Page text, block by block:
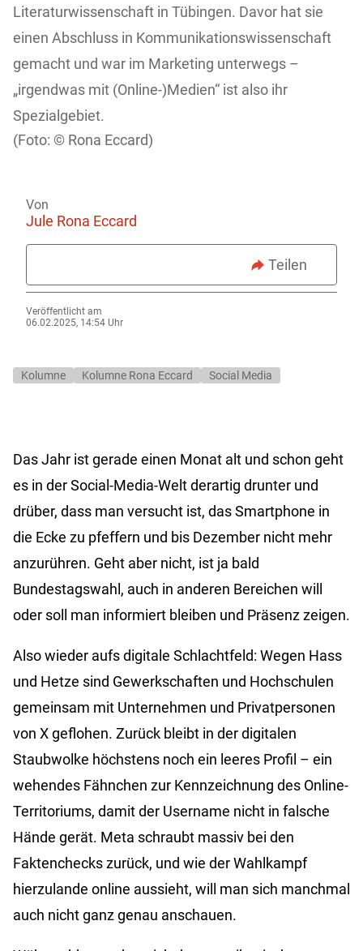
Literaturwissenschaft in Tübingen. Davor hat sie
einen Abschluss in Kommunikationswissenschaft
gemacht und war im Marketing unterwegs –
„irgendwas mit (Online-)Medien“ ist also ihr
Spezialgebiet.
Rona Eccard)
Von
Jule Rona Eccard
Teilen
Veröffentlicht am
06.02.2025, 14:54 Uhr
Kolumne Kolumne Rona Eccard Social Media
Das Jahr ist gerade einen Monat alt und schon geht
es in der Social-Media-Welt derartig drunter und
drüber, dass man versucht ist, das Smartphone in
die Ecke zu pfeffern und bis Dezember nicht mehr
anzurühren. Geht aber nicht, ist ja bald
Bundestagswahl, auch in anderen Bereichen will
oder soll man informiert bleiben und Präsenz zeigen.
Also wieder aufs digitale Schlachtfeld: Wegen Hass
und Hetze sind Gewerkschaften und Hochschulen
gemeinsam mit Unternehmen und Privatpersonen
von X geflohen. Zurück bleibt in der digitalen
Staubwolke höchstens noch ein leeres Profil – ein
wehendes Fähnchen zur Kennzeichnung des Online-
Territoriums, damit der Username nicht in falsche
Hände gerät. Meta schraubt massiv bei den
Faktenchecks zurück, und wie der Wahlkampf
hierzulande online aussieht, will man sich manchmal
auch nicht ganz genau anschauen.